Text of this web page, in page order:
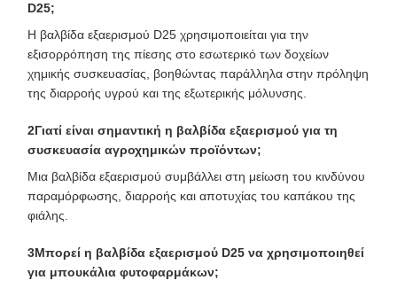
D25;
Η βαλβίδα εξαερισμού D25 χρησιμοποιείται για την
εξισορρόπηση της πίεσης στο εσωτερικό των δοχείων
χημικής συσκευασίας, βοηθώντας παράλληλα στην πρόληψη
της διαρροής υγρού και της εξωτερικής μόλυνσης.
2Γιατί είναι σημαντική η βαλβίδα εξαερισμού για τη
συσκευασία αγροχημικών προϊόντων;
Μια βαλβίδα εξαερισμού συμβάλλει στη μείωση του κινδύνου
παραμόρφωσης, διαρροής και αποτυχίας του καπάκου της
φιάλης.
3Μπορεί η βαλβίδα εξαερισμού D25 να χρησιμοποιηθεί
για μπουκάλια φυτοφαρμάκων;